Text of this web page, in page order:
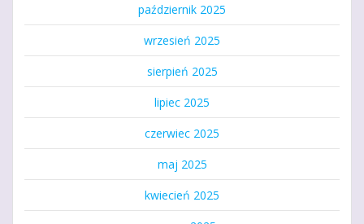
październik 2025
wrzesień 2025
sierpień 2025
lipiec 2025
czerwiec 2025
maj 2025
kwiecień 2025